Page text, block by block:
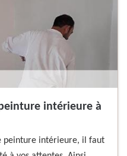
intérieure à
peinture intérieure, il faut